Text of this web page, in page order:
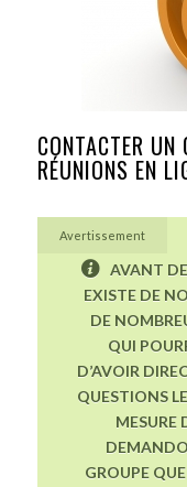
CONTACTER UN
RÉUNIONS EN
Avertissement
AVANT
EXISTE DE
DE
QUI
D’AVOIR
QUESTIONS
MESURE
GROUPE